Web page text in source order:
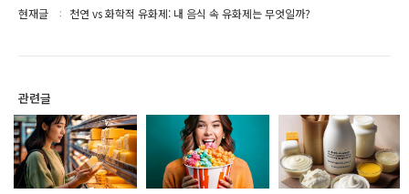
현재글 천연 vs 화학적 유화제: 내 음식 속 유화제는 무엇일까?
관련글